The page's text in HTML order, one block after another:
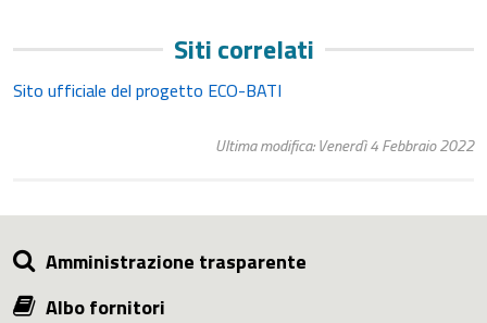
Siti correlati
Sito ufficiale del progetto ECO-BATI
Ultima modifica: Venerdì 4 Febbraio 2022
Amministrazione trasparente
Albo fornitori